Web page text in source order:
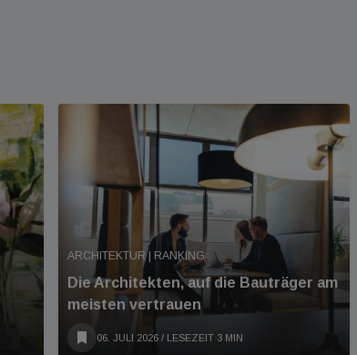
ARCHITEKTUR | RANKING
Die Architekten, auf die Bauträger am
meisten vertrauen
06. JULI 2026 / LESEZEIT 3 MIN